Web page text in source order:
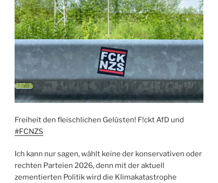
Freiheit den fleischlichen Gelüsten! F!ckt AfD und
#FCNZS
Ich kann nur sagen, wählt keine der konservativen oder
rechten Parteien 2026, denn mit der aktuell
zementierten Politik wird die Klimakatastrophe